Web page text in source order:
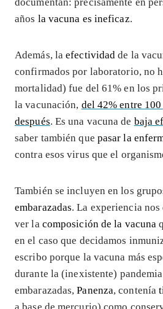
años la vacuna es ineficaz.
Además, laefectividad de la
confirmados por laboratorio, no
mortalidad) fue del 61% en los
la vacunación, del 42% entre
después. Es una vacuna de baja
saber también que pasar la
contra esos virus que el
También se incluyen en los
embarazadas. La experiencia nos
ver la composición de la vacuna
en el caso que decidamos
escribo porque la vacuna más
durante la (inexistente)
embarazadas,Panenza, contenía
a base de mercurio) como